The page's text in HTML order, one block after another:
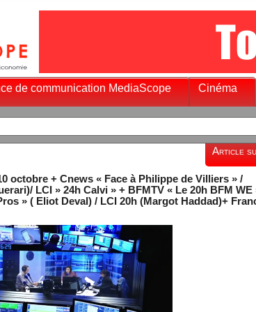
de communication MediaScope Cinéma
Article
octobre + Cnews « Face à Philippe de Villiers » /
LCI » 24h Calvi » + BFMTV « Le 20h BFM WE
» ( Eliot Deval) / LCI 20h (Margot Haddad)+